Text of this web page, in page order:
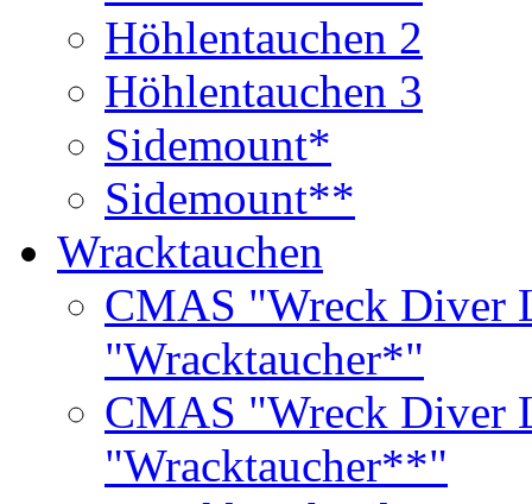
Höhlentauchen 2
Höhlentauchen 3
Sidemount*
Sidemount**
Wracktauchen
CMAS "Wreck Diver
"Wracktaucher*"
CMAS "Wreck Diver
"Wracktaucher**"